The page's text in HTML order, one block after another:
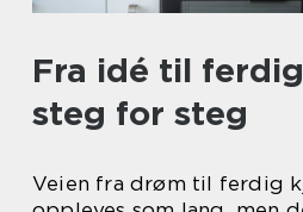
Fra idé til
steg for steg
Veien fra drøm til ferdig